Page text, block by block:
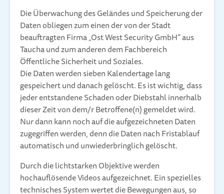
Die Überwachung des Geländes und Speicherung der
Daten obliegen zum einen der von der Stadt
beauftragten Firma „Ost West Security GmbH“ aus
Taucha und zum anderen dem Fachbereich
Öffentliche Sicherheit und Soziales.
Die Daten werden sieben Kalendertage lang
gespeichert und danach gelöscht. Es ist wichtig, dass
jeder entstandene Schaden oder Diebstahl innerhalb
dieser Zeit von dem/r Betroffene(n) gemeldet wird.
Nur dann kann noch auf die aufgezeichneten Daten
zugegriffen werden, denn die Daten nach Fristablauf
automatisch und unwiederbringlich gelöscht.
Durch die lichtstarken Objektive werden
hochauflösende Videos aufgezeichnet. Ein spezielles
technisches System wertet die Bewegungen aus, so